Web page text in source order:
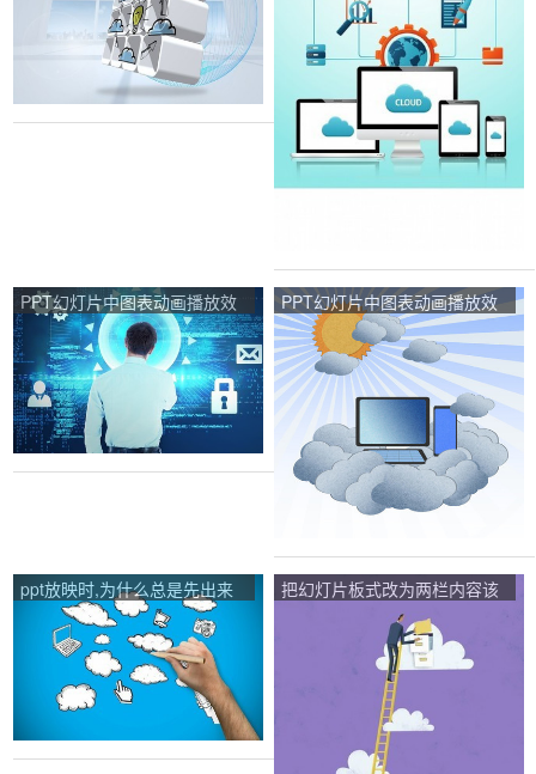
PPT幻灯片中图表动画播放效
果为：出现、按序列怎么设
置？
PPT幻灯片中图表动画播放效
果为:出现、按序列怎么设置？
ppt放映时,为什么总是先出来
内容,然后再出来标题呢？
把幻灯片板式改为两栏内容该